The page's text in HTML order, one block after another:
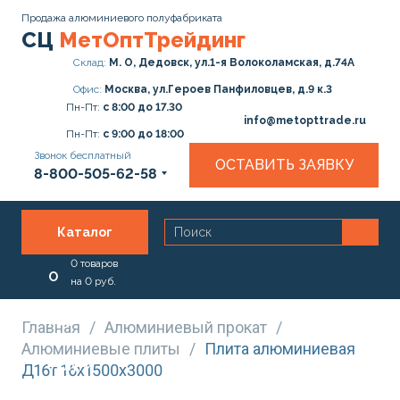
Продажа алюминиевого полуфабриката
СЦ МетОптТрейдинг
Склад: М. О, Дедовск, ул.1-я Волоколамская, д.74А
Офис: Москва, ул.Героев Панфиловцев, д.9 к.3
Пн-Пт: с 8:00 до 17.30
Пн-Пт: с 9:00 до 18:00
info@metopttrade.ru
Звонок бесплатный
8-800-505-62-58
ОСТАВИТЬ ЗАЯВКУ
Каталог
О
нас
Услуги
0 товаров
на 0 руб.
Главная / Алюминиевый прокат /
Алюминиевые плиты
/ Плита алюминиевая
Д16т 16х1500х3000